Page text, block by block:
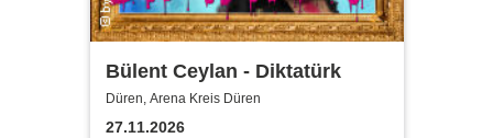
Bülent Ceylan - Diktatürk
Düren, Arena Kreis Düren
27.11.2026